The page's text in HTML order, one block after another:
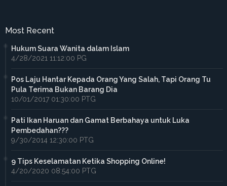
Most Recent
Hukum Suara Wanita dalam Islam
4/28/2021 11:12:00 PG
Pos Laju Hantar Kepada Orang Yang Salah, Tapi Orang Tu
Pula Terima Bukan Barang Dia
10/01/2017 01:30:00 PTG
Pati Ikan Haruan dan Gamat Berbahaya untuk Luka
Pembedahan???
9/30/2014 12:30:00 PTG
9 Tips Keselamatan Ketika Shopping Online!
4/20/2020 08:54:00 PTG